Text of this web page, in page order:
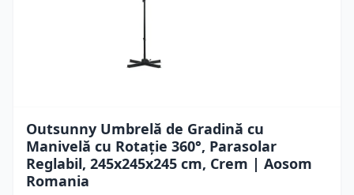
Outsunny Umbrelă de Gradină cu
Manivelă cu Rotație 360°, Parasolar
Reglabil, 245x245x245 cm, Crem | Aosom
Romania